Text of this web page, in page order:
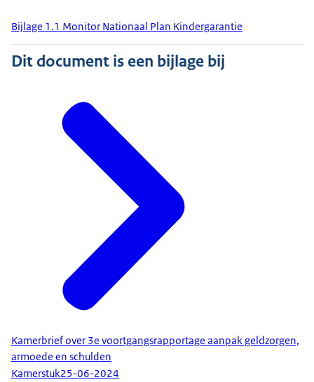
Bijlage 1.1 Monitor Nationaal Plan Kindergarantie
Dit document is een bijlage bij
Kamerbrief over 3e voortgangsrapportage aanpak geldzorgen,
armoede en schulden
Kamerstuk25-06-2024